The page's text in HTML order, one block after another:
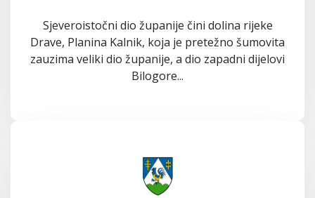
Sjeveroistočni dio županije čini dolina rijeke
Drave, Planina Kalnik, koja je pretežno šumovita
zauzima veliki dio županije, a dio zapadni dijelovi
Bilogore...